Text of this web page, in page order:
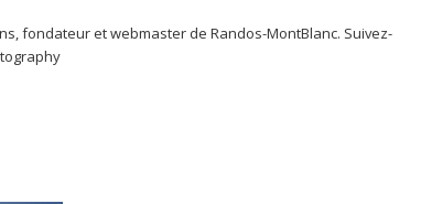
fondateur et webmaster de Randos-MontBlanc. Suivez-